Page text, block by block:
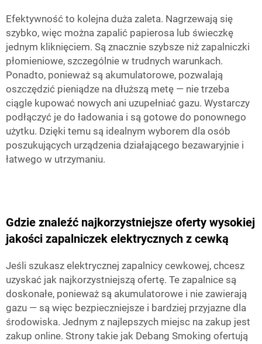
Efektywność to kolejna duża zaleta. Nagrzewają się
szybko, więc można zapalić papierosa lub świeczkę
jednym kliknięciem. Są znacznie szybsze niż zapalniczki
płomieniowe, szczególnie w trudnych warunkach.
Ponadto, ponieważ są akumulatorowe, pozwalają
oszczędzić pieniądze na dłuższą metę — nie trzeba
ciągle kupować nowych ani uzupełniać gazu. Wystarczy
podłączyć je do ładowania i są gotowe do ponownego
użytku. Dzięki temu są idealnym wyborem dla osób
poszukujących urządzenia działającego bezawaryjnie i
łatwego w utrzymaniu.
Gdzie znaleźć najkorzystniejsze oferty wysokiej
jakości zapalniczek elektrycznych z cewką
Jeśli szukasz elektrycznej zapalnicy cewkowej, chcesz
uzyskać jak najkorzystniejszą ofertę. Te zapalnice są
doskonałe, ponieważ są akumulatorowe i nie zawierają
gazu — są więc bezpieczniejsze i bardziej przyjazne dla
środowiska. Jednym z najlepszych miejsc na zakup jest
zakup online. Strony takie jak Debang Smoking ofertują